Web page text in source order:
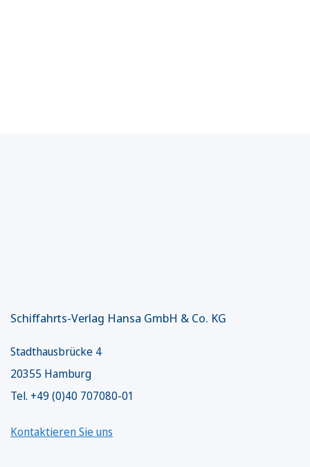
Schiffahrts-Verlag Hansa GmbH & Co. KG
Stadthausbrücke 4
20355 Hamburg
Tel. +49 (0)40 707080-01
Kontaktieren Sie uns